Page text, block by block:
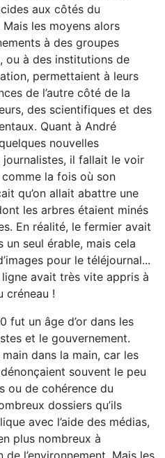
aux côtés du
les moyens alors
à des groupes
ou à des institutions de
permettaient à leurs
de l’autre côté de la
des scientifiques et des
Quant à André
nouvelles
il fallait le voir
la fois où son
qu’on allait abattre une
les arbres étaient minés
En réalité, le fermier avait
seul érable, mais cela
pour le téléjournal...
avait très vite appris à
créneau !
fut un âge d’or dans les
et le gouvernement.
dans la main, car les
souvent le peu
ou de cohérence du
dossiers qu’ils
avec l’aide des médias,
plus nombreux à
l’environnement. Mais les